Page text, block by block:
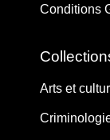
Conditions
Arts et